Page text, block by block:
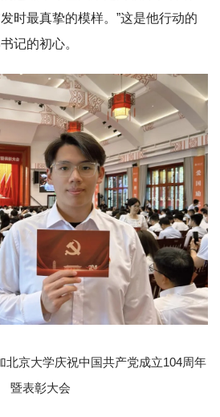
时最真挚的模样。”这是他行动的
记的初心。
北京大学庆祝中国共产党成立104周年
暨表彰大会